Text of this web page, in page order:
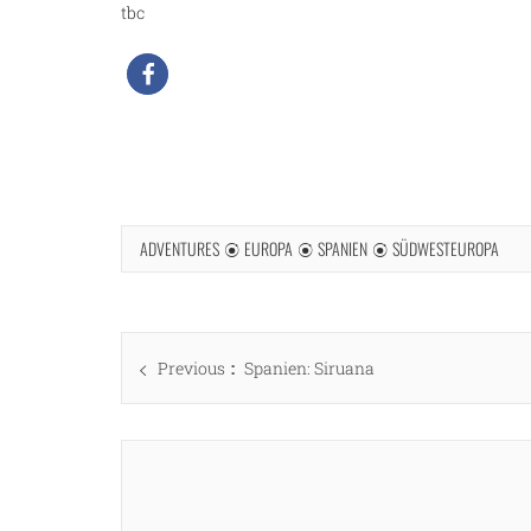
tbc
ADVENTURES EUROPA SPANIEN SÜDWESTEUROPA
Beitragsnavigation
Previous
Previous
Spanien: Siruana